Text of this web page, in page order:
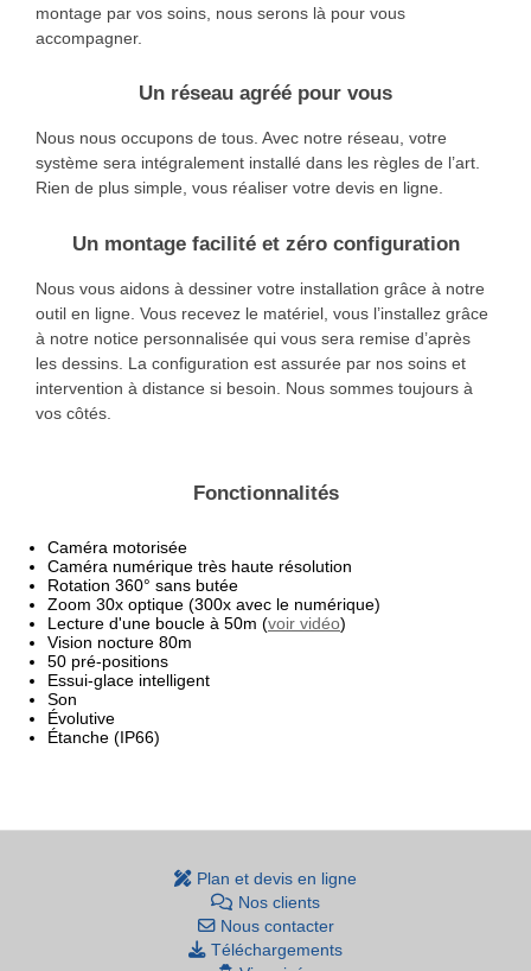
montage par vos soins, nous serons là pour vous
accompagner.
Un réseau agréé pour vous
Nous nous occupons de tous. Avec notre réseau, votre
système sera intégralement installé dans les règles de l’art.
Rien de plus simple, vous réaliser votre devis en ligne.
Un montage facilité et zéro configuration
Nous vous aidons à dessiner votre installation grâce à notre
outil en ligne. Vous recevez le matériel, vous l’installez grâce
à notre notice personnalisée qui vous sera remise d’après
les dessins. La configuration est assurée par nos soins et
intervention à distance si besoin. Nous sommes toujours à
vos côtés.
Fonctionnalités
Caméra motorisée
Caméra numérique très haute résolution
Rotation 360° sans butée
Zoom 30x optique (300x avec le numérique)
Lecture d'une boucle à 50m (voir vidéo)
Vision nocture 80m
50 pré-positions
Essui-glace intelligent
Son
Évolutive
Étanche (IP66)
Plan et devis en ligne
Nos clients
Nous contacter
Téléchargements